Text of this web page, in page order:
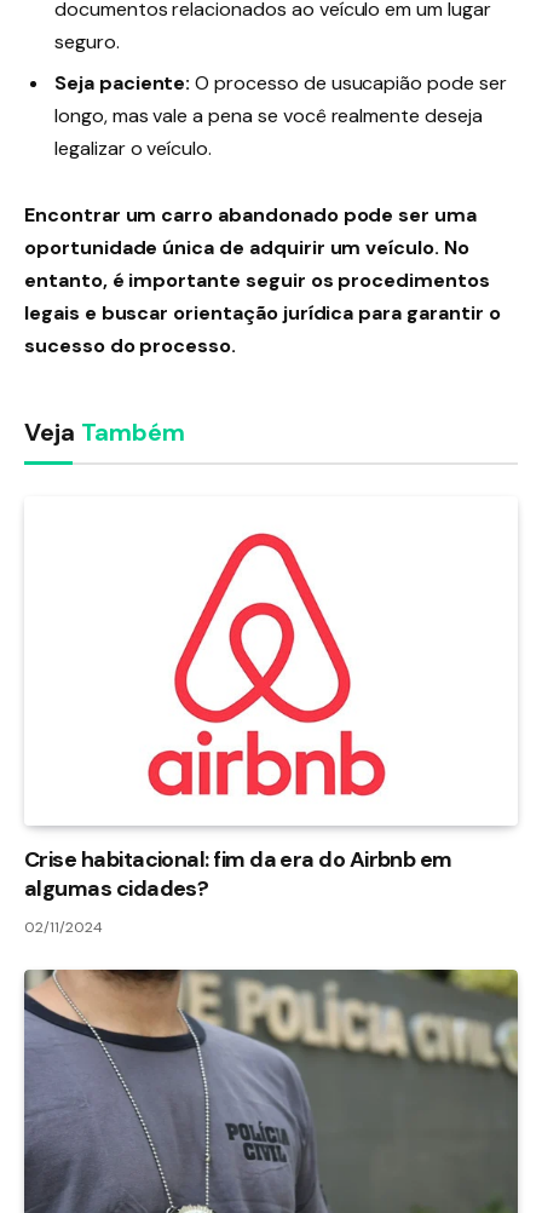
documentos relacionados ao veículo em um lugar
seguro.
Seja paciente: O processo de usucapião pode ser
longo, mas vale a pena se você realmente deseja
legalizar o veículo.
Encontrar um carro abandonado pode ser uma
oportunidade única de adquirir um veículo. No
entanto, é importante seguir os procedimentos
legais e buscar orientação jurídica para garantir o
sucesso do processo.
Veja Também
Crise habitacional: fim da era do Airbnb em
algumas cidades?
02/11/2024